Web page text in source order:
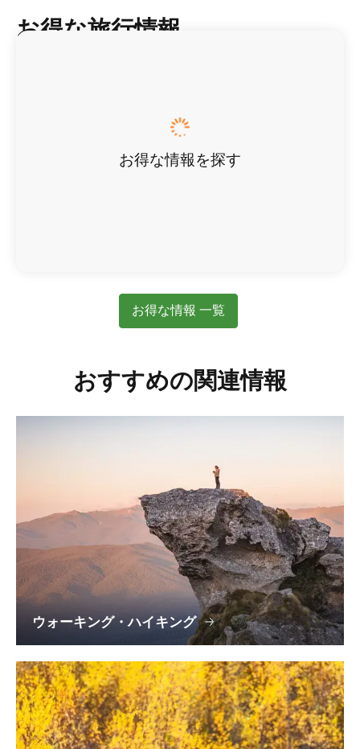
お得な旅行情報
お得な情報を探す
お得な情報 一覧
おすすめの関連情報
ウォーキング・ハイキング